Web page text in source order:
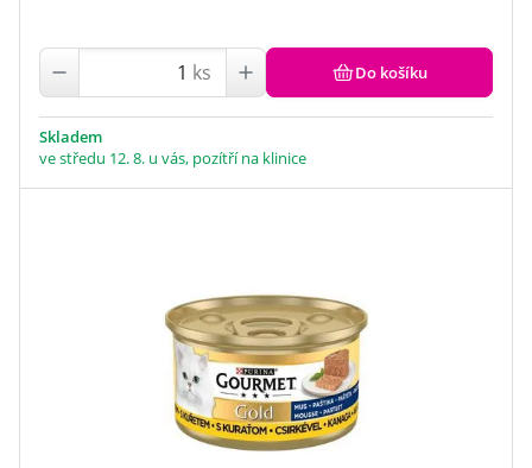
ks Do košíku
Skladem
ve středu 12. 8. u vás, pozítří na klinice